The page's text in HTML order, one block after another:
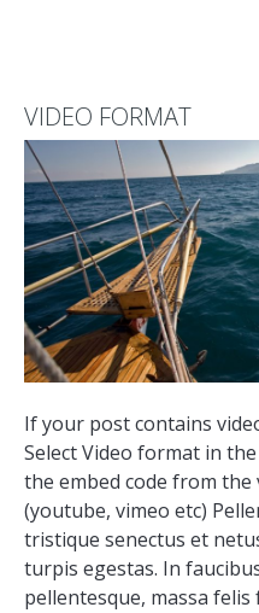
VIDEO FORMAT
If your post contains
Select Video format in
the embed code from
(youtube, vimeo etc)
tristique senectus et
turpis egestas. In
pellentesque, massa